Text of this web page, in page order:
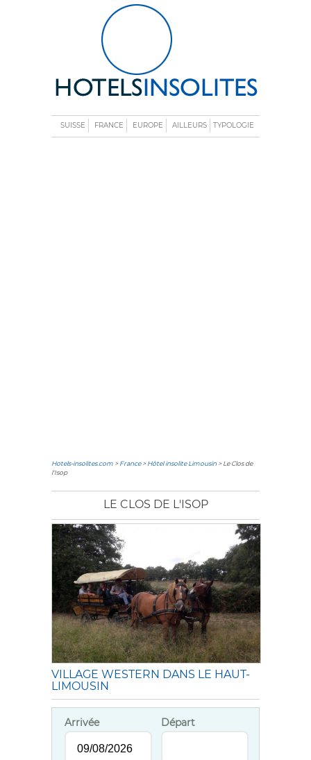
SUISSE FRANCE EUROPE AILLEURS TYPOLOGIE
Hotels-insolites.com >France>Hôtel insolite Limousin > Le Clos de
l'Isop
LE CLOS DE L'ISOP
VILLAGE WESTERN DANS LE HAUT-
LIMOUSIN
Arrivée Départ